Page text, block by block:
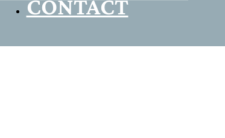
CONTACT